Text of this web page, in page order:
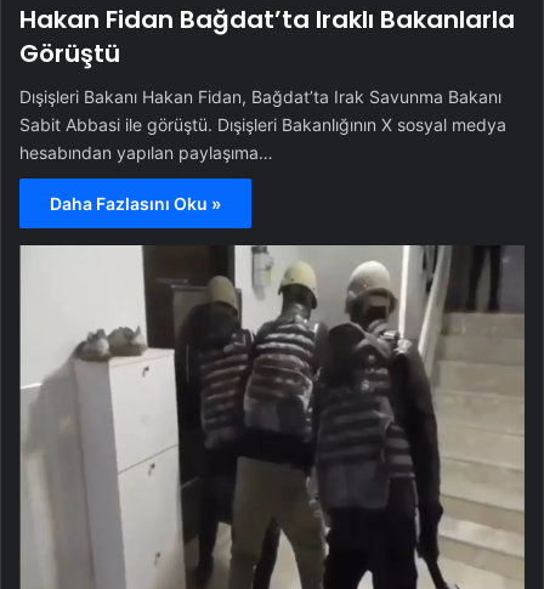
Hakan Fidan Bağdat’ta Iraklı Bakanlarla
Görüştü
Dışişleri Bakanı Hakan Fidan, Bağdat’ta Irak Savunma Bakanı
Sabit Abbasi ile görüştü. Dışişleri Bakanlığının X sosyal medya
hesabından yapılan paylaşıma…
Daha Fazlasını Oku »